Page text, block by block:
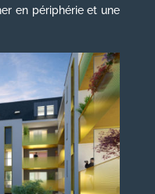
en périphérie et une